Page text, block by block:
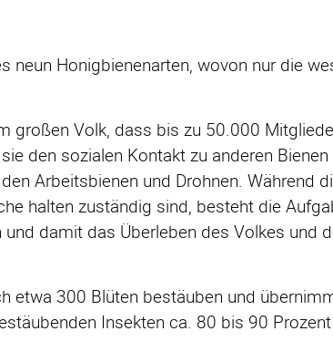
neun Honigbienenarten, wovon nur die
großen Volk, dass bis zu 50.000
den sozialen Kontakt zu anderen
Arbeitsbienen und Drohnen. Während
halten zuständig sind, besteht die
damit das Überleben des Volkes und
etwa 300 Blüten bestäuben und
Insekten ca. 80 bis 90